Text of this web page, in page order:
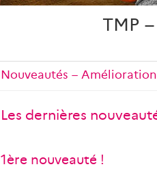
TMP
Nouveautés –
Les dernières
1ère nouveauté !